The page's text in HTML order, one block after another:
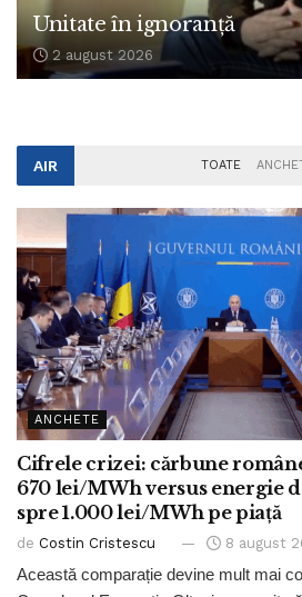
Unitate în ignoranță
2 august 2026
AIR TOATE
ANCHETE
Cifrele crizei: cărbune
670 lei/MWh versus energie
spre 1.000 lei/MWh pe piață
de Costin Cristescu 8 august
Această comparație devine mult mai